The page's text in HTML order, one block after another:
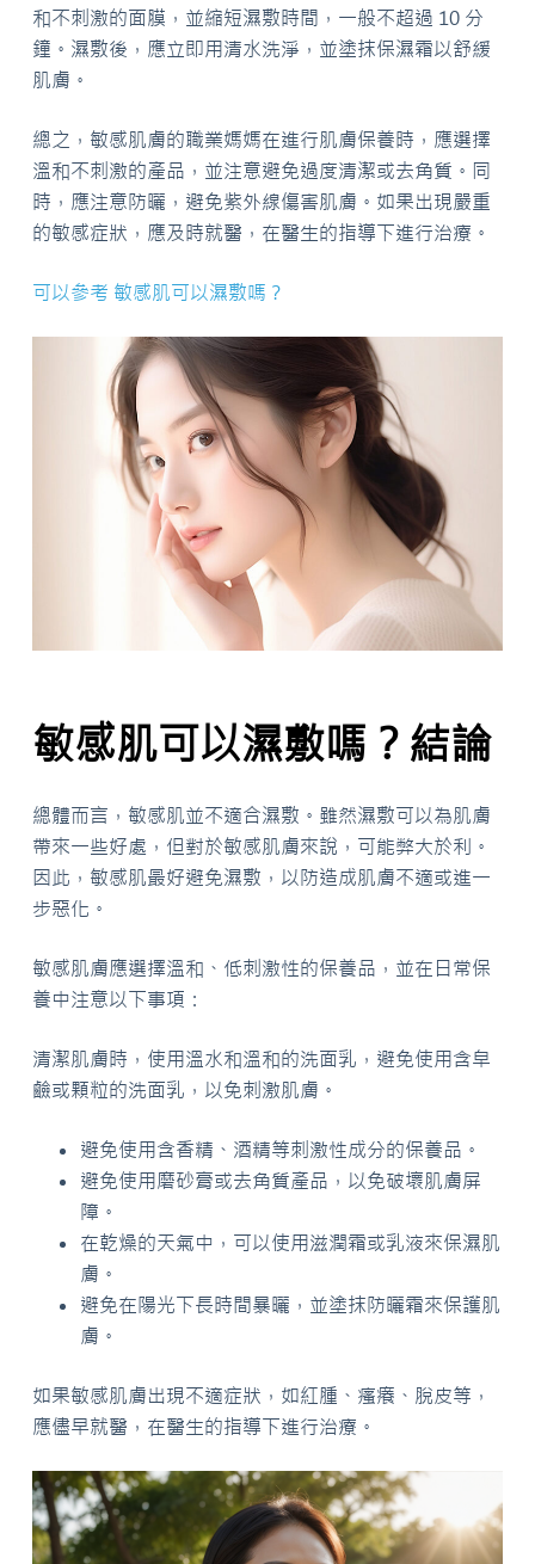
和不刺激的面膜，並縮短濕敷時間，一般不超過 10 分
鐘。濕敷後，應立即用清水洗淨，並塗抹保濕霜以舒緩
肌膚。
總之，敏感肌膚的職業媽媽在進行肌膚保養時，應選擇
溫和不刺激的產品，並注意避免過度清潔或去角質。同
時，應注意防曬，避免紫外線傷害肌膚。如果出現嚴重
的敏感症狀，應及時就醫，在醫生的指導下進行治療。
可以參考 敏感肌可以濕敷嗎？
敏感肌可以濕敷嗎？結論
總體而言，敏感肌並不適合濕敷。雖然濕敷可以為肌膚
帶來一些好處，但對於敏感肌膚來說，可能弊大於利。
因此，敏感肌最好避免濕敷，以防造成肌膚不適或進一
步惡化。
敏感肌膚應選擇溫和、低刺激性的保養品，並在日常保
養中注意以下事項：
清潔肌膚時，使用溫水和溫和的洗面乳，避免使用含皁
鹼或顆粒的洗面乳，以免刺激肌膚。
避免使用含香精、酒精等刺激性成分的保養品。
避免使用磨砂膏或去角質產品，以免破壞肌膚屏
障。
在乾燥的天氣中，可以使用滋潤霜或乳液來保濕肌
膚。
避免在陽光下長時間暴曬，並塗抹防曬霜來保護肌
膚。
如果敏感肌膚出現不適症狀，如紅腫、瘙癢、脫皮等，
應儘早就醫，在醫生的指導下進行治療。